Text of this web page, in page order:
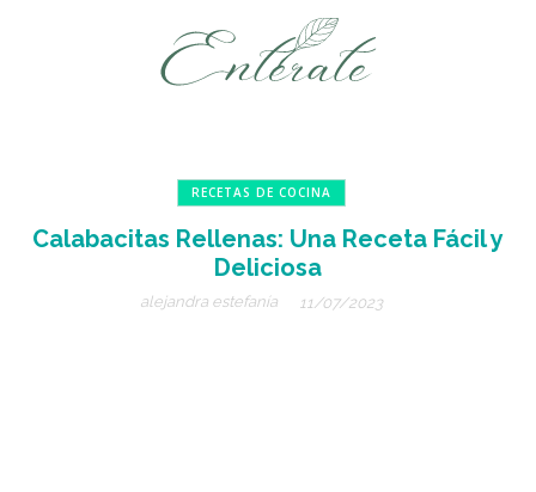
RECETAS DE COCINA
Calabacitas Rellenas: Una Receta Fácil y
Deliciosa
alejandra estefanía 11/07/2023